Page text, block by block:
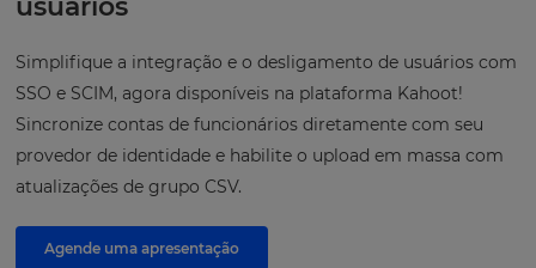
usuários
Simplifique a integração e o desligamento de usuários com
SSO e SCIM, agora disponíveis na plataforma Kahoot!
Sincronize contas de funcionários diretamente com seu
provedor de identidade e habilite o upload em massa com
atualizações de grupo CSV.
Agende uma apresentação